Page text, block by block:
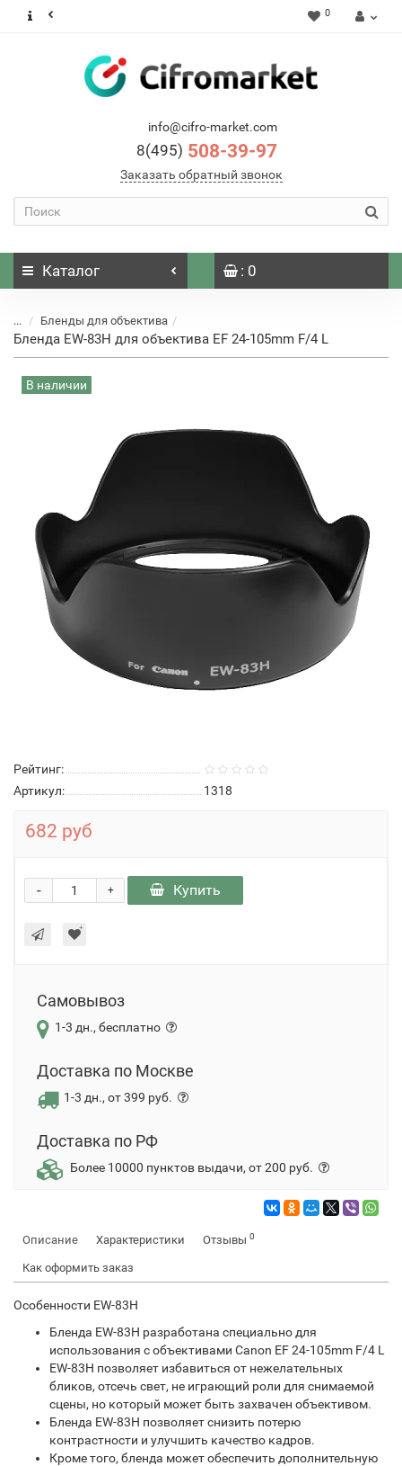
0
info@cifro-market.com
8(495) 508-39-97
Заказать обратный звонок
Каталог : 0
... Бленды для объектива
Бленда EW-83H для объектива EF 24-105mm F/4 L
В наличии
Рейтинг:
Артикул:
1318
682 руб
+
- Купить
Самовывоз
1-3 дн., бесплатно
Доставка по Москве
1-3 дн., от 399 руб.
Доставка по РФ
Более 10000 пунктов выдачи, от 200 руб.
Описание Характеристики Отзывы 0
Как оформить заказ
Особенности EW-83H
Бленда EW-83H разработана специально для
использования с объективами Canon EF 24-105mm F/4 L
EW-83H позволяет избавиться от нежелательных
бликов, отсечь свет, не играющий роли для снимаемой
сцены, но который может быть захвачен объективом.
Бленда EW-83H позволяет снизить потерю
контрастности и улучшить качество кадров.
Кроме того, бленда может обеспечить дополнительную